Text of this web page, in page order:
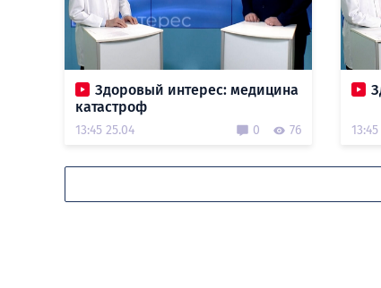
Здоровый интерес: медицина
катастроф
13:45 25.04 0 76